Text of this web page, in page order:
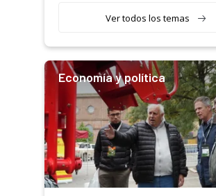
Ver todos los temas
Economía y política